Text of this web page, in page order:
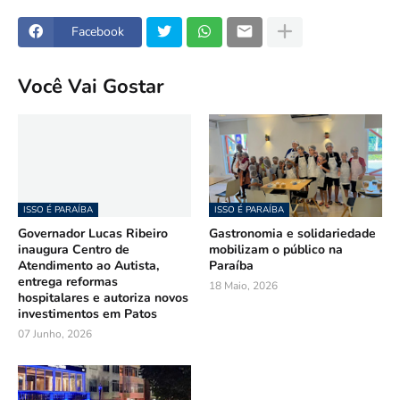
Facebook
Você Vai Gostar
ISSO É PARAÍBA
Governador Lucas Ribeiro
inaugura Centro de
Atendimento ao Autista,
entrega reformas
hospitalares e autoriza novos
investimentos em Patos
07 Junho, 2026
ISSO É PARAÍBA
Gastronomia e solidariedade
mobilizam o público na
Paraíba
18 Maio, 2026